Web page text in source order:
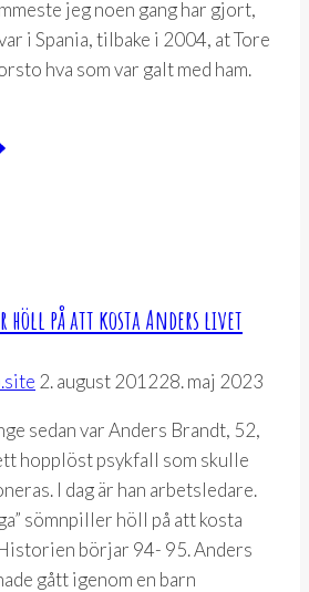
jeg noen gang har gjort,
i Spania, tilbake i 2004, at Tore
hva som var galt med ham.
höll på att kosta Anders livet
2. august 201228. maj 2023
sedan var Anders Brandt, 52,
hopplöst psykfall som skulle
I dag är han arbetsledare.
sömnpiller höll på att kosta
börjar 94- 95. Anders
gått igenom en barn